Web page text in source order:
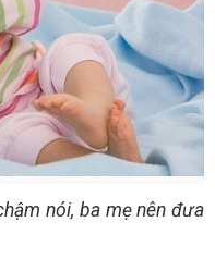
nói, ba mẹ nên đưa